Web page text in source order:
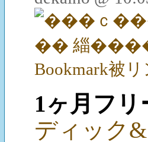
1ヶ月フ
ディック